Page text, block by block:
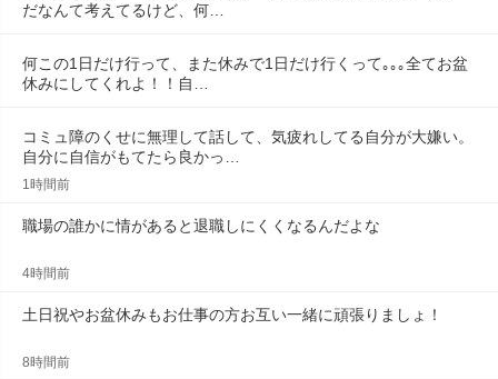
だなんて考えてるけど、何…
何この1日だけ行って、また休みで1日だけ行くって｡｡｡全てお盆
休みにしてくれよ！！自…
コミュ障のくせに無理して話して、気疲れしてる自分が大嫌い。
自分に自信がもてたら良かっ…
1時間前
職場の誰かに情があると退職しにくくなるんだよな
4時間前
土日祝やお盆休みもお仕事の方お互い一緒に頑張りましょ！
8時間前